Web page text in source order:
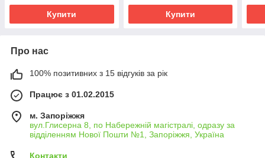
Купити Купити
Про нас
100% позитивних з 15 відгуків за рік
Працює з 01.02.2015
м. Запоріжжя
вул.Глисерна 8, по Набережній магістралі, одразу за
відділенням Нової Пошти №1, Запоріжжя, Україна
Контакти